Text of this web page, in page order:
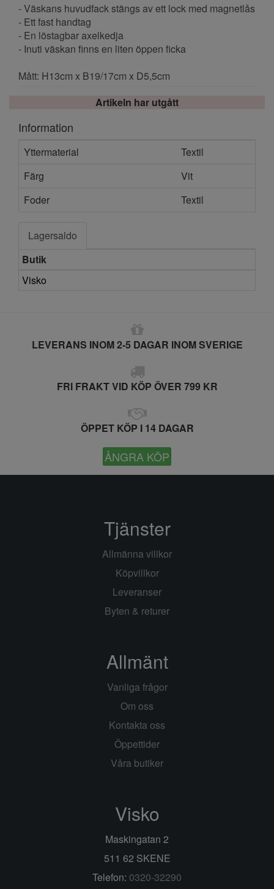
- Väskans huvudfack stängs av ett lock med magnetlås
- Ett fast handtag
- En löstagbar axelkedja
- Inuti väskan finns en liten öppen ficka
Mått: H13cm x B19/17cm x D5,5cm
Artikeln har utgått
Information
Yttermaterial
Textil
Färg
Vit
Foder
Textil
Lagersaldo
Butik
Visko
LEVERANS INOM 2-5 DAGAR INOM SVERIGE
FRI FRAKT VID KÖP ÖVER 799 KR
ÖPPET KÖP I 14 DAGAR
ÅNGRA KÖP
Tjänster
Allmänna villkor
Köpvillkor
Leveranser
Byten & returer
Allmänt
Vanliga frågor
Om oss
Kontakta oss
Öppettider
Våra butiker
Visko
Maskingatan 2
511 62 SKENE
Telefon: 0320-32290